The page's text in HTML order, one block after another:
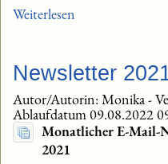
Weiterlesen
Newsletter
Autor/Autorin: Monika-
Ablaufdatum 09.08.2022
Monatlicher E-Mail-
2021